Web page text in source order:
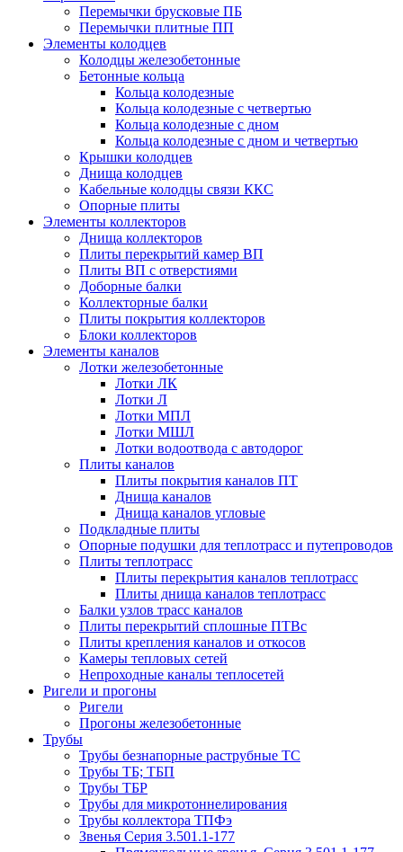
Перемычки брусковые ПБ
Перемычки плитные ПП
Элементы колодцев
Колодцы железобетонные
Бетонные кольца
Кольца колодезные
Кольца колодезные с четвертью
Кольца колодезные с дном
Кольца колодезные с дном и четвертью
Крышки колодцев
Днища колодцев
Кабельные колодцы связи ККС
Опорные плиты
Элементы коллекторов
Днища коллекторов
Плиты перекрытий камер ВП
Плиты ВП с отверстиями
Доборные балки
Коллекторные балки
Плиты покрытия коллекторов
Блоки коллекторов
Элементы каналов
Лотки железобетонные
Лотки ЛК
Лотки Л
Лотки МПЛ
Лотки МШЛ
Лотки водоотвода с автодорог
Плиты каналов
Плиты покрытия каналов ПТ
Днища каналов
Днища каналов угловые
Подкладные плиты
Опорные подушки для теплотрасс и путепроводов
Плиты теплотрасс
Плиты перекрытия каналов теплотрасс
Плиты днища каналов теплотрасс
Балки узлов трасс каналов
Плиты перекрытий сплошные ПТВс
Плиты крепления каналов и откосов
Камеры тепловых сетей
Непроходные каналы теплосетей
Ригели и прогоны
Ригели
Прогоны железобетонные
Трубы
Трубы безнапорные раструбные ТС
Трубы ТБ; ТБП
Трубы ТБР
Трубы для микротоннелирования
Трубы коллектора ТПФэ
Звенья Серия 3.501.1-177